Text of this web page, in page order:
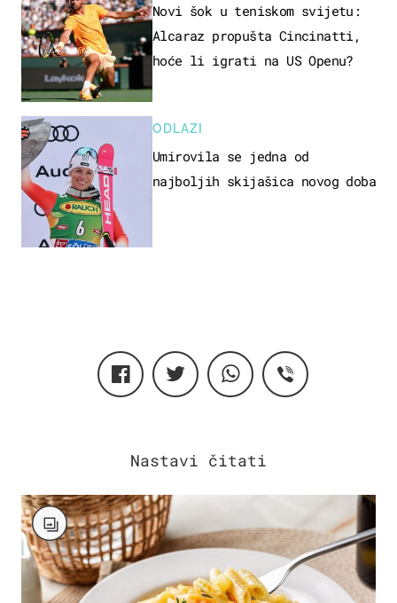
Novi šok u teniskom svijetu:
Alcaraz propušta Cincinatti,
hoće li igrati na US Openu?
ODLAZI
Umirovila se jedna od
najboljih skijašica novog doba